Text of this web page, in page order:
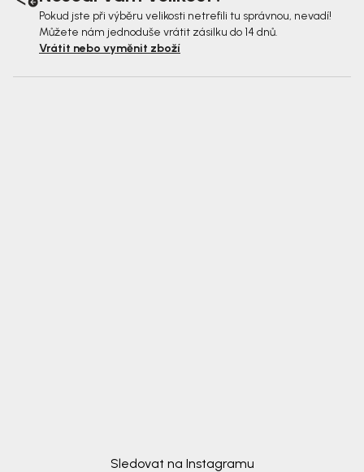
Pokud jste při výběru velikosti netrefili tu správnou, nevadí!
Můžete nám jednoduše vrátit zásilku do 14 dnů.
Vrátit nebo vyměnit zboží
Sledovat na Instagramu